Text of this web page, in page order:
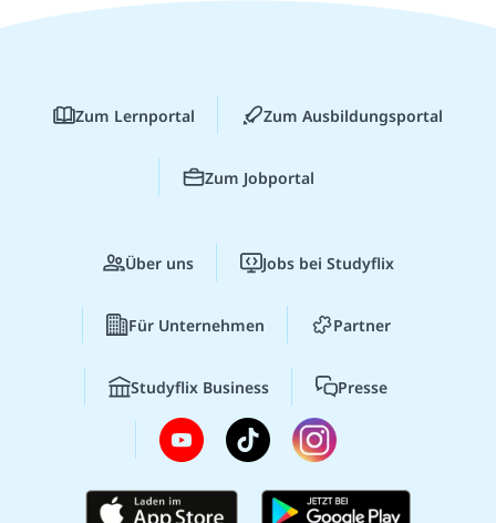
Zum Lernportal Zum Ausbildungsportal
Zum Jobportal
Über uns Jobs bei Studyflix
Für Unternehmen Partner
Studyflix Business Presse